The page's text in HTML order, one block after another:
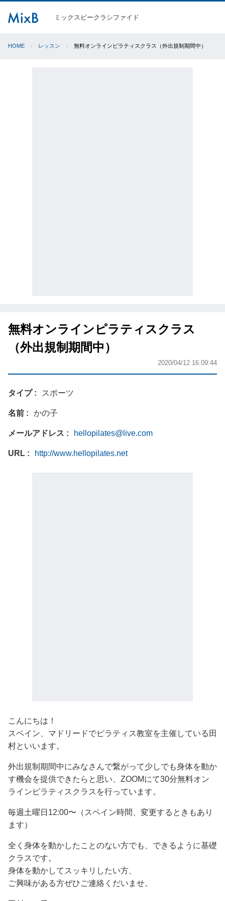
ミックスビークラシファイド
HOME レッスン 無料オンラインピラティスクラス（外出規制期間中）
無料オンラインピラティスクラス
（外出規制期間中）
2020/04/12 16:09:44
タイプ スポーツ
名前 かの子
メールアドレス hellopilates@live.com
URL http://www.hellopilates.net
こんにちは！
スペイン、マドリードでピラティス教室を主催している田
村といいます。
外出規制期間中にみなさんで繋がって少しでも身体を動か
す機会を提供できたらと思い、ZOOMにて30分無料オン
ラインピラティスクラスを行っています。
毎週土曜日12:00〜（スペイン時間、変更するときもあり
ます）
全く身体を動かしたことのない方でも、できるように基礎
クラスです。
身体を動かしてスッキリしたい方、
ご興味がある方ぜひご連絡くだいませ。